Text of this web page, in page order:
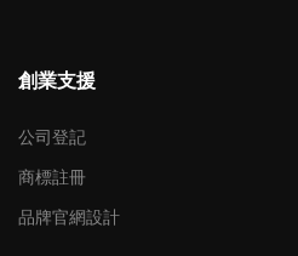
創業支援
公司登記
商標註冊
品牌官網設計